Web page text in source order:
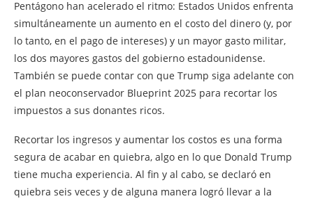
Pentágono han acelerado el ritmo: Estados Unidos enfrenta
simultáneamente un aumento en el costo del dinero (y, por
lo tanto, en el pago de intereses) y un mayor gasto militar,
los dos mayores gastos del gobierno estadounidense.
También se puede contar con que Trump siga adelante con
el plan neoconservador Blueprint 2025 para recortar los
impuestos a sus donantes ricos.
Recortar los ingresos y aumentar los costos es una forma
segura de acabar en quiebra, algo en lo que Donald Trump
tiene mucha experiencia. Al fin y al cabo, se declaró en
quiebra seis veces y de alguna manera logró llevar a la